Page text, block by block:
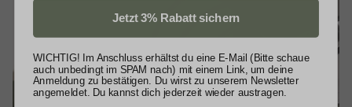
Jetzt 3% Rabatt sichern
WICHTIG! Im Anschluss erhältst du eine E-Mail (Bitte schaue
auch unbedingt im SPAM nach) mit einem Link, um deine
Anmeldung zu bestätigen. Du wirst zu unserem Newsletter
angemeldet. Du kannst dich jederzeit wieder austragen.